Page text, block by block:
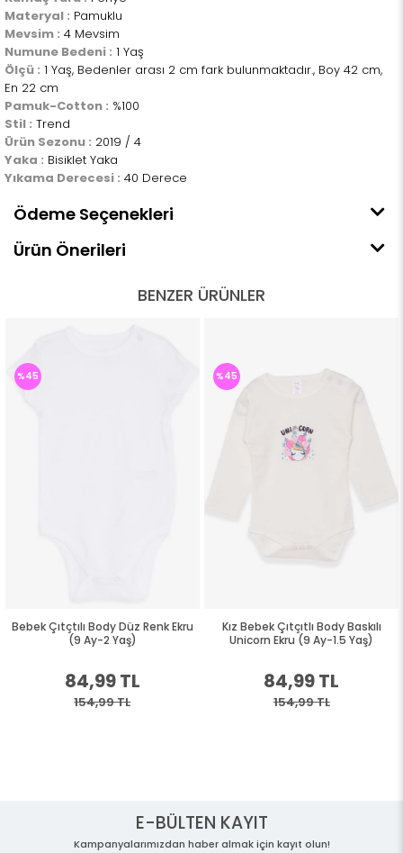
Materyal : Pamuklu
Mevsim : 4 Mevsim
Numune Bedeni : 1 Yaş
Ölçü : 1 Yaş, Bedenler arası 2 cm fark bulunmaktadır., Boy 42 cm,
En 22 cm
Pamuk-Cotton : %100
Stil : Trend
Ürün Sezonu : 2019 / 4
Yaka : Bisiklet Yaka
Yıkama Derecesi : 40 Derece
Ödeme Seçenekleri
Ürün Önerileri
BENZER ÜRÜNLER
Bebek Çıtçtılı Body Düz Renk Ekru
(9 Ay-2 Yaş)
84,99 TL
154,99 TL
%45
Kız Bebek Çıtçıtlı Body Baskılı
Unicorn Ekru (9 Ay-1.5 Yaş)
84,99 TL
154,99 TL
%45
E-BÜLTEN KAYIT
Kampanyalarımızdan haber almak için kayıt olun!